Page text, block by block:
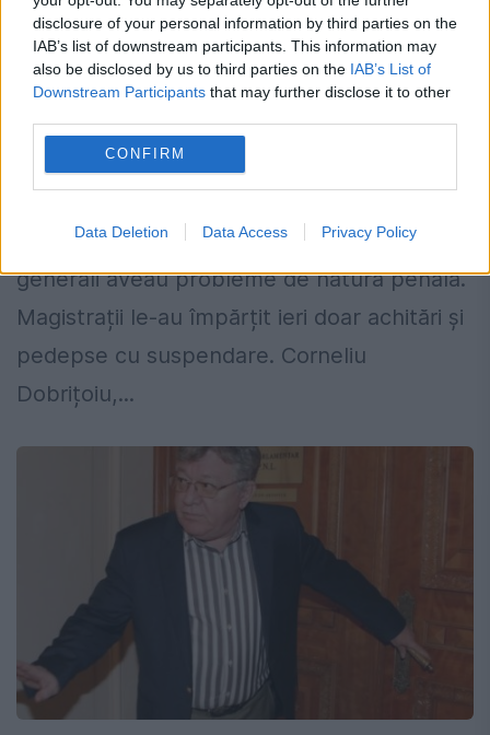
disclosure of your personal information by third parties on the
IAB’s list of downstream participants. This information may
also be disclosed by us to third parties on the IAB’s List of
Downstream Participants that may further disclose it to other
CONFIRM
Data Deletion Data Access Privacy Policy
Scandalul caselor din Armată. Doi
generali, condamnați să planteze
panseluțe
24 MARTIE 2015
exclusivitate, cum Corneliu Dobrițoiu și alți
generali aveau probleme de natură penală.
Magistrații le-au împărțit ieri doar achitări și
pedepse cu suspendare. Corneliu
Dobrițoiu,...